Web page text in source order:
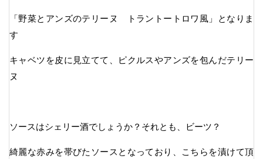
「野菜とアンズのテリーヌ トラントートロワ風」となりま
す
キャベツを皮に見立てて、ピクルスやアンズを包んだテリー
ヌ
ソースはシェリー酒でしょうか？それとも、ビーツ？
綺麗な赤みを帯びたソースとなっており、こちらを漬けて頂